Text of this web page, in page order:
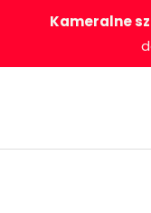
Kameralne
Strona główna
Konkurs Sukces